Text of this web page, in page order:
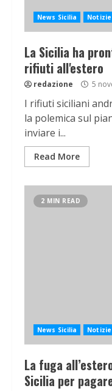
News Sicilia
La Sicilia ha
rifiuti all'estero
redazione 5
I rifiuti siciliani
la polemica sul
inviare i...
Read More
2 MIN READ
News Sicilia
La fuga
Sicilia per